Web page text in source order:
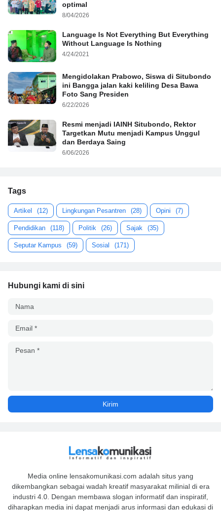
optimal
8/04/2026
Language Is Not Everything But Everything
Without Language Is Nothing
4/24/2021
Mengidolakan Prabowo, Siswa di Situbondo
ini Bangga jalan kaki keliling Desa Bawa
Foto Sang Presiden
6/22/2026
Resmi menjadi IAINH Situbondo, Rektor
Targetkan Mutu menjadi Kampus Unggul
dan Berdaya Saing
6/06/2026
Tags
Artikel (12) Lingkungan Pesantren (28) Opini (7)
Pendidikan (118) Politik (26) Sajak (35)
Seputar Kampus (59) Sosial (171)
Hubungi kami di sini
Media online lensakomunikasi.com adalah situs yang
dikembangkan sebagai wadah kreatif masyarakat milinial di era
industri 4.0. Dengan membawa slogan informatif dan inspiratif,
diharapkan media ini dapat menjadi arus informasi dan edukasi di